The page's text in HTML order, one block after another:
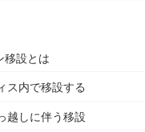
移設とは
ス内で移設する
越しに伴う移設